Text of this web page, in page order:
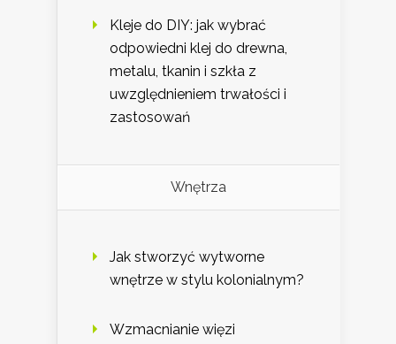
Kleje do DIY: jak wybrać
odpowiedni klej do drewna,
metalu, tkanin i szkła z
uwzględnieniem trwałości i
zastosowań
Wnętrza
Jak stworzyć wytworne
wnętrze w stylu kolonialnym?
Wzmacnianie więzi